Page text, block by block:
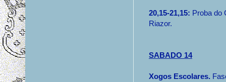
20,15-21,15: Proba do
Riazor.
SABADO 14
Xogos Escolares.